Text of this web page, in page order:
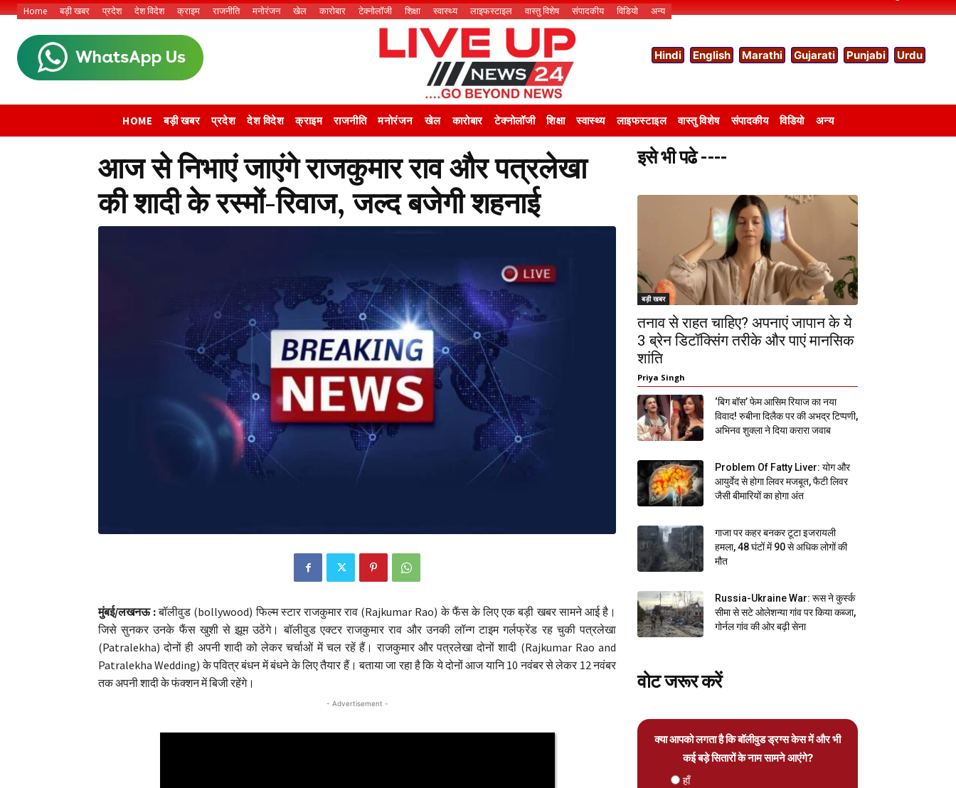
Home बड़ी खबर प्रदेश देश विदेश क्राइम राजनीति मनोरंजन खेल कारोबार टेक्नोलॉजी शिक्षा स्वास्थ्य लाइफस्टाइल वास्तु विशेष संपादकीय विडियो अन्य
Hindi English Marathi Gujarati Punjabi Urdu
HOME बड़ी खबर प्रदेश देश विदेश क्राइम राजनीति मनोरंजन खेल कारोबार टेक्नोलॉजी शिक्षा स्वास्थ्य लाइफस्टाइल वास्तु विशेष संपादकीय विडियो अन्य
आज से निभाएं जाएंगे राजकुमार राव और पत्रलेखा
की शादी के रस्मों-रिवाज, जल्द बजेगी शहनाई
मुंबई/लखनऊ :बॉलीवुड (bollywood) फिल्म स्टार राजकुमार राव (Rajkumar Rao) के फैंस के लिए एक बड़ी खबर सामने आई है।
जिसे सुनकर उनके फैंस खुशी से झूम उठेंगे। बॉलीवुड एक्टर राजकुमार राव और उनकी लॉन्ग टाइम गर्लफ्रेंड रह चुकी पत्रलेखा
(Patralekha) दोनों ही अपनी शादी को लेकर चर्चाओं में चल रहें हैं। राजकुमार और पत्रलेखा दोनों शादी (Rajkumar Rao and
Patralekha Wedding) के पवित्र बंधन में बंधने के लिए तैयार हैं। बताया जा रहा है कि ये दोनों आज यानि 10 नवंबर से लेकर 12 नवंबर
तक अपनी शादी के फंक्शन में बिजी रहेंगे।
- Advertisement -
इसे भी पढे ----
बड़ी खबर
तनाव से राहत चाहिए? अपनाएं जापान के ये
3 ब्रेन डिटॉक्सिंग तरीके और पाएं मानसिक
शांति
Priya Singh
‘बिग बॉस’ फेम आसिम रियाज का नया
विवाद! रुबीना दिलैक पर की अभद्र टिप्पणी,
अभिनव शुक्ला ने दिया करारा जवाब
Problem Of Fatty Liver: योग और
आयुर्वेद से होगा लिवर मजबूत, फैटी लिवर
जैसी बीमारियों का होगा अंत
गाजा पर कहर बनकर टूटा इजरायली
हमला, 48 घंटों में 90 से अधिक लोगों की
मौत
Russia-Ukraine War: रूस ने कुर्स्क
सीमा से सटे ओलेशन्या गांव पर किया कब्जा,
गोर्नल गांव की ओर बढ़ी सेना
वोट जरूर करें
क्या आपको लगता है कि बॉलीवुड ड्रग्स केस में और भी
कई बड़े सितारों के नाम सामने आएंगे?
हाँ